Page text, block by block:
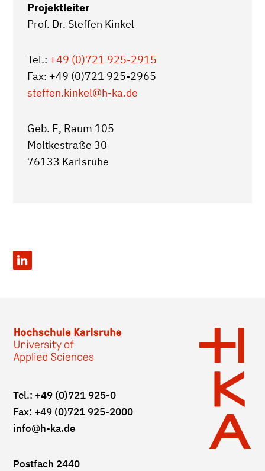
Projektleiter
Prof. Dr. Steffen Kinkel
Tel.: +49 (0)721 925-2915
Fax: +49 (0)721 925-2965
steffen.kinkel@h-ka.de
Geb. E, Raum 105
Moltkestraße 30
76133 Karlsruhe
Tel.: +49 (0)721 925-0
Fax: +49 (0)721 925-2000
info@h-ka.de
Postfach 2440